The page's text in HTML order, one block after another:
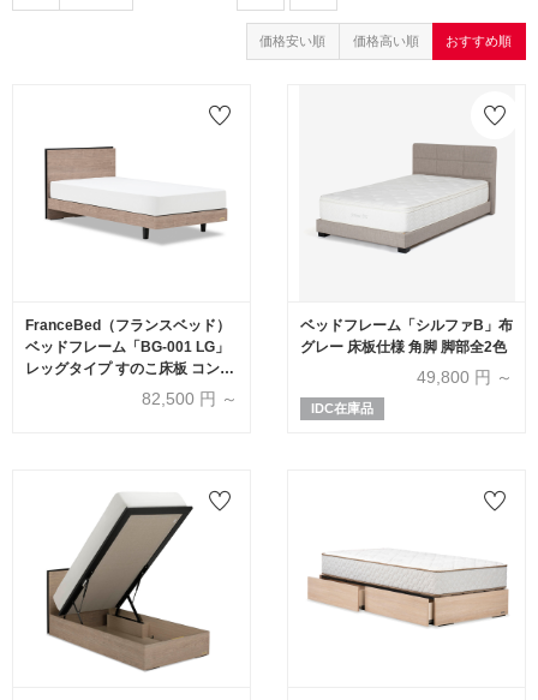
価格安い順 価格高い順 おすすめ順
FranceBed（フランスベッド）
ベッドフレーム「BG-001 LG」
レッグタイプ すのこ床板 コンセ
ント付き アッシュグレー色
82,500 円 ～
ベッドフレーム「シルファB」布
グレー 床板仕様 角脚 脚部全2色
49,800 円 ～
IDC在庫品